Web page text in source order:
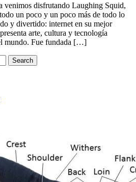
venimos disfrutando Laughing Squid,
un poco y un poco más de todo lo
y divertido: internet en su mejor
arte, cultura y tecnología
mundo. Fue fundada […]